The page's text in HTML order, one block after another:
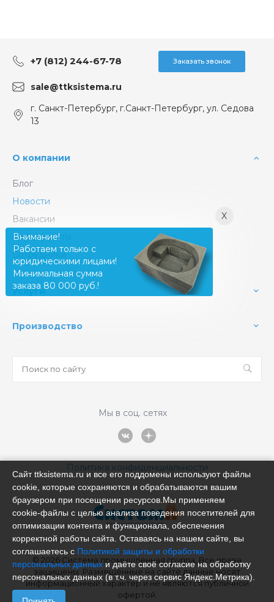
+7 (812) 244-67-78 Заказать звонок
sale@ttksistema.ru
г. Санкт-Петербург, г.Санкт-Петербург, ул. Седова
13
О компании
Блог
Новости
Вакансии
Сертификаты
Сотрудники
Услуги
Производство
Мы в соц. сетях
Политика конфиденциальности
© 2026 Система промышленная группа, Все права
защищены. Размещённые на сайте данные носят
информационный характер и не являются публичной
офертой.
X
Внимание!
Работаем только с
юридическими лицами!
Минимальная сумма
заказа 80 000 руб.!
Сайт ttksistema.ru и все его поддомены используют файлы
cookie, которые сохраняются и обрабатываются вашим
браузером при посещении ресурсов.Мы применяем
cookie‑файлы с целью анализа поведения посетителей для
оптимизации контента и функционала, обеспечения
корректной работы сайта. Оставаясь на нашем сайте, вы
соглашаетесь с Политикой защиты и обработки
персональных данныхи даёте своё согласие на обработку
персональных данных (в т.ч. через сервис Яндекс.Метрика).